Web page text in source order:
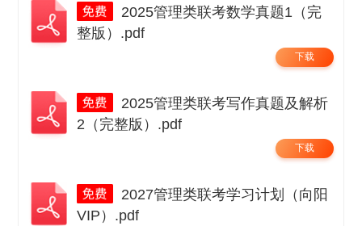
整版）.pdf
下载
2（完整版）.pdf
下载
VIP）.pdf